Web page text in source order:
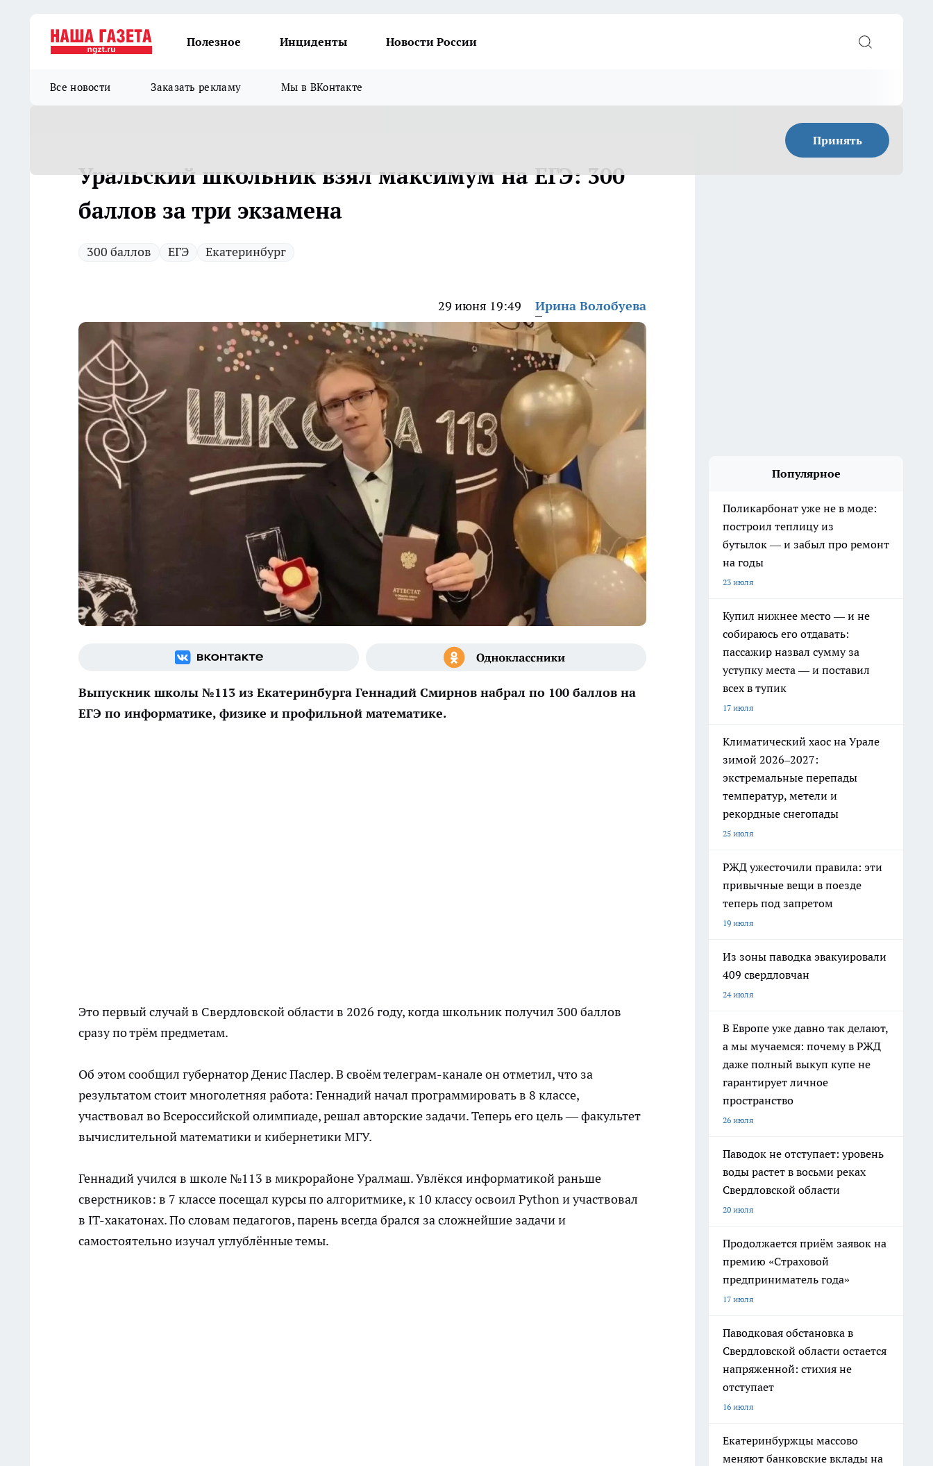
Полезное Инциденты Новости России
Все новости Заказать рекламу Мы в ВКонтакте
Принять
Уральский школьник взял максимум на ЕГЭ: 300
баллов за три экзамена
300 баллов ЕГЭ Екатеринбург
29 июня 19:49 Ирина Волобуева
Выпускник школы №113 из Екатеринбурга Геннадий Смирнов набрал по 100 баллов на
ЕГЭ по информатике, физике и профильной математике.
Это первый случай в Свердловской области в 2026 году, когда школьник получил 300 баллов
сразу по трём предметам.
Об этом сообщил губернатор Денис Паслер. В своём телеграм-канале он отметил, что за
результатом стоит многолетняя работа: Геннадий начал программировать в 8 классе,
участвовал во Всероссийской олимпиаде, решал авторские задачи. Теперь его цель — факультет
вычислительной математики и кибернетики МГУ.
Геннадий учился в школе №113 в микрорайоне Уралмаш. Увлёкся информатикой раньше
сверстников: в 7 классе посещал курсы по алгоритмике, к 10 классу освоил Python и участвовал
в IT-хакатонах. По словам педагогов, парень всегда брался за сложнейшие задачи и
самостоятельно изучал углублённые темы.
Популярное
Поликарбонат уже не в моде:
построил теплицу из
бутылок — и забыл про ремонт
на годы
23 июля
Купил нижнее место — и не
собираюсь его отдавать:
пассажир назвал сумму за
уступку места — и поставил
всех в тупик
17 июля
Климатический хаос на Урале
зимой 2026–2027:
экстремальные перепады
температур, метели и
рекордные снегопады
25 июля
РЖД ужесточили правила: эти
привычные вещи в поезде
теперь под запретом
19 июля
Из зоны паводка эвакуировали
409 свердловчан
24 июля
В Европе уже давно так делают,
а мы мучаемся: почему в РЖД
даже полный выкуп купе не
гарантирует личное
пространство
26 июля
Паводок не отступает: уровень
воды растет в восьми реках
Свердловской области
20 июля
Продолжается приём заявок на
премию «Страховой
предприниматель года»
17 июля
Паводковая обстановка в
Свердловской области остается
напряженной: стихия не
отступает
16 июля
Екатеринбуржцы массово
меняют банковские вклады на